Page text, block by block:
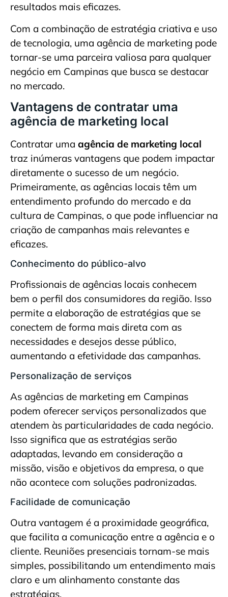
resultados mais eficazes.
Com a combinação de estratégia criativa e uso
de tecnologia, uma agência de marketing pode
tornar-se uma parceira valiosa para qualquer
negócio em Campinas que busca se destacar
no mercado.
Vantagens de contratar uma
agência de marketing local
Contratar uma agência de marketing local
traz inúmeras vantagens que podem impactar
diretamente o sucesso de um negócio.
Primeiramente, as agências locais têm um
entendimento profundo do mercado e da
cultura de Campinas, o que pode influenciar na
criação de campanhas mais relevantes e
eficazes.
Conhecimento do público-alvo
Profissionais de agências locais conhecem
bem o perfil dos consumidores da região. Isso
permite a elaboração de estratégias que se
conectem de forma mais direta com as
necessidades e desejos desse público,
aumentando a efetividade das campanhas.
Personalização de serviços
As agências de marketing em Campinas
podem oferecer serviços personalizados que
atendem às particularidades de cada negócio.
Isso significa que as estratégias serão
adaptadas, levando em consideração a
missão, visão e objetivos da empresa, o que
não acontece com soluções padronizadas.
Facilidade de comunicação
Outra vantagem é a proximidade geográfica,
que facilita a comunicação entre a agência e o
cliente. Reuniões presenciais tornam-se mais
simples, possibilitando um entendimento mais
claro e um alinhamento constante das
estratégias.